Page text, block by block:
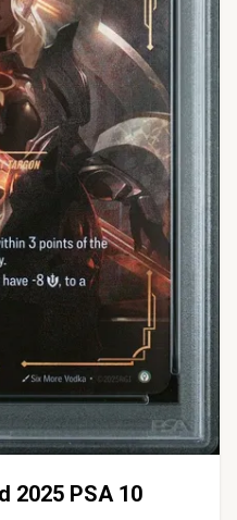
2025 PSA 10